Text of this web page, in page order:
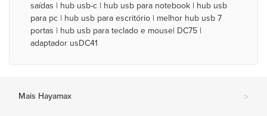
saídas | hub usb-c | hub usb para notebook | hub usb
para pc | hub usb para escritório | melhor hub usb 7
portas | hub usb para teclado e mouse| DC75 |
adaptador usDC41
Mais Hayamax >